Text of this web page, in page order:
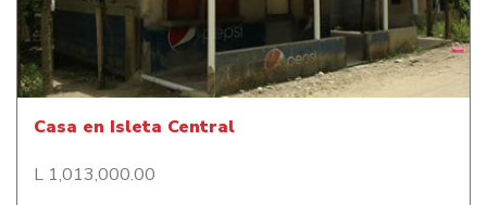
Casa en Isleta Central
Casa en Isleta Central
L 1,013,000.00